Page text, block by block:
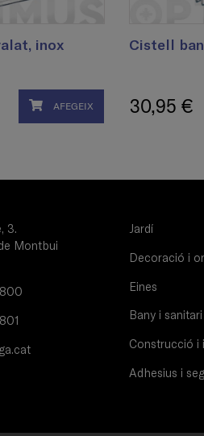
inox
AFEGEIX
Cistell
30,95 €
3.
Montbui
Jardí
Decoració i
Eines
Bany i sanitari
Construcció i
Adhesius i